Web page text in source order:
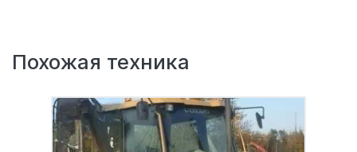
Похожая техника